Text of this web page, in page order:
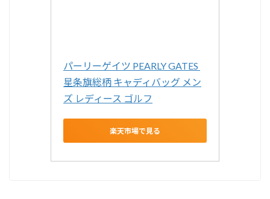
パーリーゲイツ PEARLY GATES
星条旗総柄 キャディバッグ メン
ズ レディース ゴルフ
楽天市場で見る